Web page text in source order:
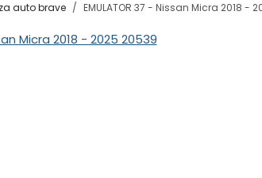
auto brave EMULATOR 37 - Nissan Micra 2018 -